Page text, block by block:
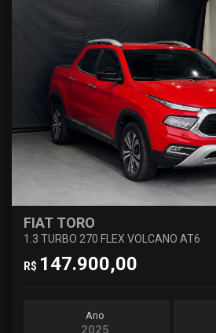
FIAT TORO
1.3 TURBO 270 FLEX VOLCANO AT6
R$ 147.900,00
Ano
2025